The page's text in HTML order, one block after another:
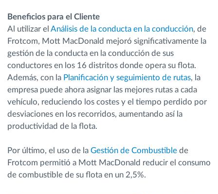
Beneficios para el Cliente
Al utilizar el Análisis de la conducta en la conducción, de
Frotcom, Mott MacDonald mejoró significativamente la
gestión de la conducta en la conducción de sus
conductores en los 16 distritos donde opera su flota.
Además, con la Planificación y seguimiento de rutas, la
empresa puede ahora asignar las mejores rutas a cada
vehículo, reduciendo los costes y el tiempo perdido por
desviaciones en los recorridos, aumentando así la
productividad de la flota.
Por último, el uso de la Gestión de Combustible de
Frotcom permitió a Mott MacDonald reducir el consumo
de combustible de su flota en un 2,5%.